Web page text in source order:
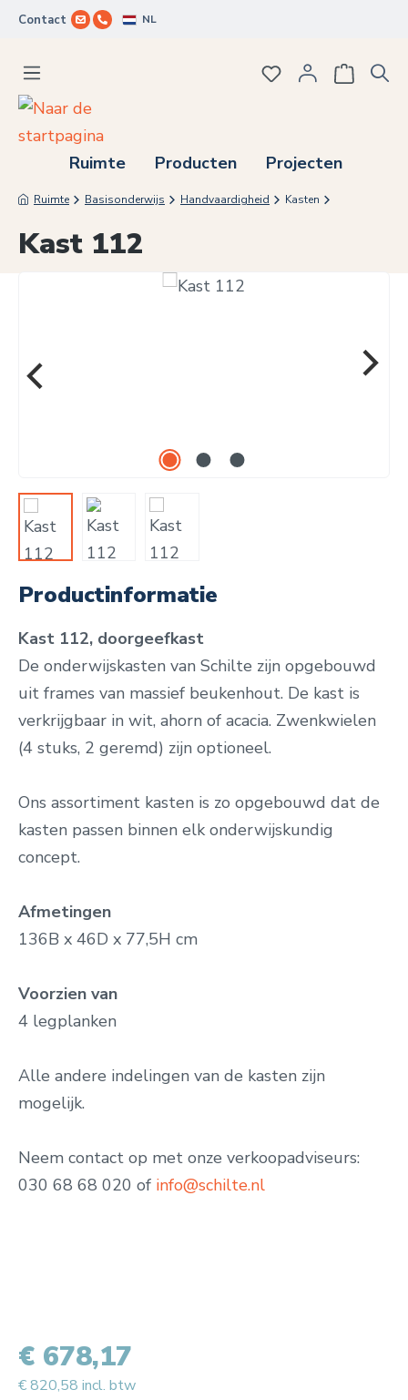
Ga naar de hoofdinhoud
Contact NL
Ruimte Producten Projecten
Je hebt 0 items
Ruimte Basisonderwijs Handvaardigheid Kasten
Kast 112
Afbeeldingengalerij overslaan
Productinformatie
Kast 112, doorgeefkast
De onderwijskasten van Schilte zijn opgebouwd
uit frames van massief beukenhout. De kast is
verkrijgbaar in wit, ahorn of acacia. Zwenkwielen
(4 stuks, 2 geremd) zijn optioneel.
Ons assortiment kasten is zo opgebouwd dat de
kasten passen binnen elk onderwijskundig
concept.
Afmetingen
136B x 46D x 77,5H cm
Voorzien van
4 legplanken
Alle andere indelingen van de kasten zijn
mogelijk.
Neem contact op met onze verkoopadviseurs:
030 68 68 020 of info@schilte.nl
€ 678,17
€ 820,58 incl. btw